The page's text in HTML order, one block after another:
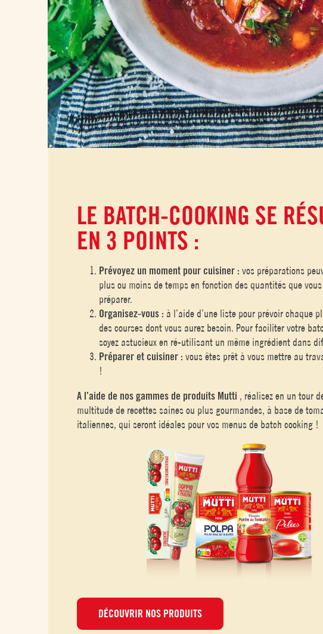
LE BATCH-COOKING SE
EN 3 POINTS :
Prévoyez un moment pour cuisiner : vos préparations
plus ou moins de temps en fonction des quantités que
préparer.
Organisez-vous : à l’aide d’une liste pour prévoir chaque
des courses dont vous aurez besoin. Pour faciliter votre
soyez astucieux en ré-utilisant un même ingrédient dans
Préparer et cuisiner : vous êtes prêt à vous mettre au
!
A l’aide de nos gammes de produits Mutti , réalisez en un tour
multitude de recettes saines ou plus gourmandes, à base de
italiennes, qui seront idéales pour vos menus de batch cooking !
DÉCOUVRIR NOS PRODUITS